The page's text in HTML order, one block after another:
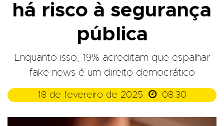
há risco à segurança
pública
Enquanto isso, 19% acreditam que espalhar
fake news é um direito democrático
18 de fevereiro de 2025  08:30